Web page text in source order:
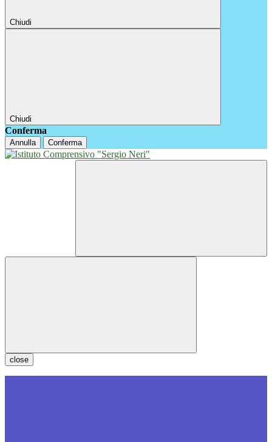
Chiudi
Chiudi
Conferma
Annulla Conferma
close